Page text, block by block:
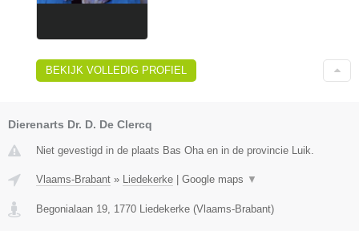
BEKIJK VOLLEDIG PROFIEL
Dierenarts Dr. D. De Clercq
Niet gevestigd in de plaats Bas Oha en in de provincie Luik.
Vlaams-Brabant » Liedekerke | Google maps ▼
Begonialaan 19 1770 Liedekerke (Vlaams-Brabant)